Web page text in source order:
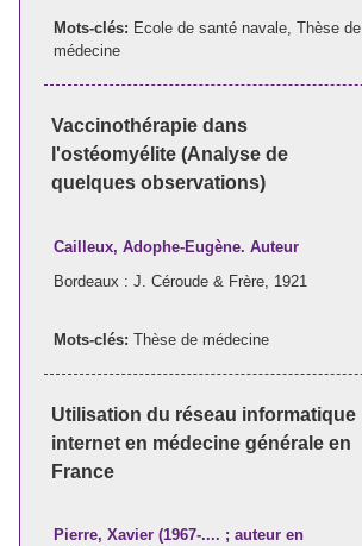
Mots-clés: Ecole de santé navale Thèse de
médecine
Vaccinothérapie dans
l'ostéomyélite (Analyse de
quelques observations)
Cailleux, Adophe-Eugène. Auteur
Bordeaux : J. Céroude & Frère, 1921
Mots-clés: Thèse de médecine
Utilisation du réseau informatique
internet en médecine générale en
France
Pierre, Xavier (1967-.... ; auteur en